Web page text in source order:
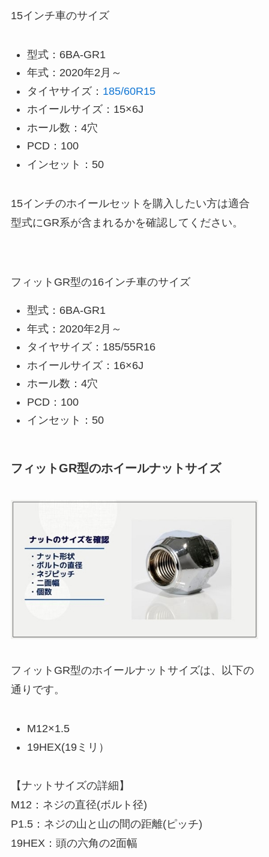
15インチ車のサイズ
型式：6BA-GR1
年式：2020年2月～
タイヤサイズ： 185/60R15
ホイールサイズ：15×6J
ホール数：4穴
PCD：100
インセット：50
15インチのホイールセットを購入したい方は適合
型式にGR系が含まれるかを確認してください。
フィットGR型の16インチ車のサイズ
型式：6BA-GR1
年式：2020年2月～
タイヤサイズ：185/55R16
ホイールサイズ：16×6J
ホール数：4穴
PCD：100
インセット：50
フィットGR型のホイールナットサイズ
フィットGR型のホイールナットサイズは、以下の
通りです。
M12×1.5
19HEX(19ミリ）
【ナットサイズの詳細】
M12：ネジの直径(ボルト径)
P1.5：ネジの山と山の間の距離(ピッチ)
19HEX：頭の六角の2面幅